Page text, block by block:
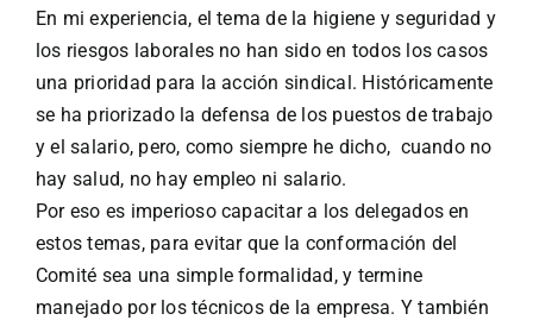
En mi experiencia, el tema de la higiene y seguridad y
los riesgos laborales no han sido en todos los casos
una prioridad para la acción sindical. Históricamente
se ha priorizado la defensa de los puestos de trabajo
y el salario, pero, como siempre he dicho, cuando no
hay salud, no hay empleo ni salario.
Por eso es imperioso capacitar a los delegados en
estos temas, para evitar que la conformación del
Comité sea una simple formalidad, y termine
manejado por los técnicos de la empresa. Y también